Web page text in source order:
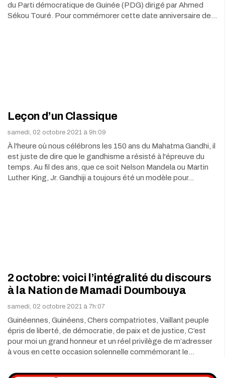
du Parti démocratique de Guinée (PDG) dirigé par Ahmed
Sékou Touré. Pour commémorer cette date anniversaire de…
Leçon d’un Classique
samedi, 02 octobre 2021 à 9h:09
À l'heure où nous célébrons les 150 ans du Mahatma Gandhi, il
est juste de dire que le gandhisme a résisté à l'épreuve du
temps. Au fil des ans, que ce soit Nelson Mandela ou Martin
Luther King, Jr. Gandhiji a toujours été un modèle pour…
2 octobre: voici l’intégralité du discours
à la Nation de Mamadi Doumbouya
samedi, 02 octobre 2021 à 7h:07
Guinéennes, Guinéens, Chers compatriotes, Vaillant peuple
épris de liberté, de démocratie, de paix et de justice, C’est
pour moi un grand honneur et un réel privilège de m’adresser
à vous en cette occasion solennelle commémorant le…